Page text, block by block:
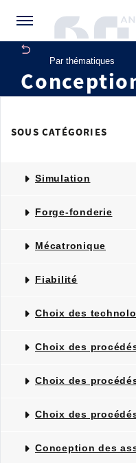
Par thématiques
SOUS CATÉGORIES
Simulation
Forge-fonderie
Mécatronique
Fiabilité
Choix des
Choix des
Choix des
Choix des
Conception des